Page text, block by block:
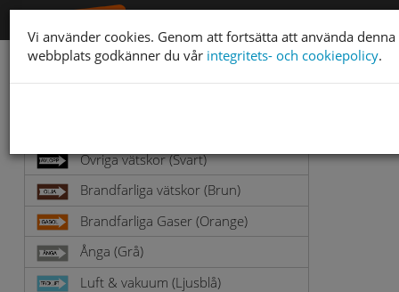
Övriga vätskor (Svart)
Brandfarliga vätskor (Brun)
Brandfarliga Gaser (Orange)
Ånga (Grå)
Luft & vakuum (Ljusblå)
Vi använder cookies. Genom att fortsätta att använda denna
webbplats godkänner du vår integritets- och cookiepolicy.